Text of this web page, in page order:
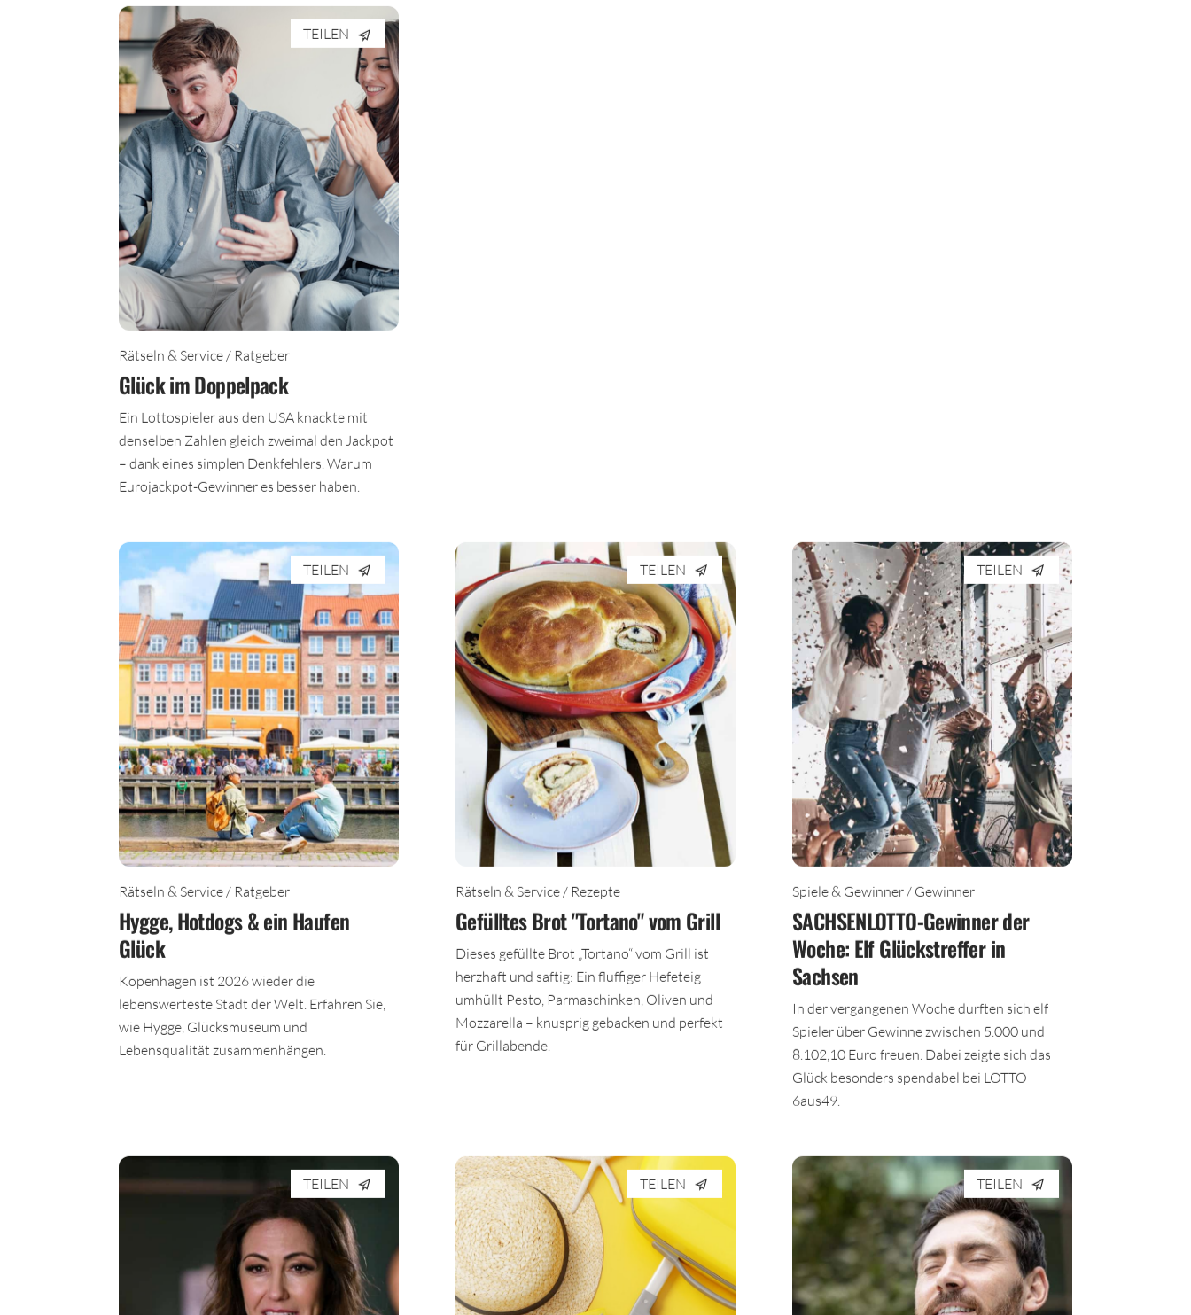
TEILEN
Rätseln & Service / Ratgeber
Glück im Doppelpack
Ein Lottospieler aus den USA knackte mit
denselben Zahlen gleich zweimal den Jackpot
– dank eines simplen Denkfehlers. Warum
Eurojackpot-Gewinner es besser haben.
TEILEN
Rätseln & Service / Ratgeber
Hygge, Hotdogs & ein Haufen
Glück
Kopenhagen ist 2026 wieder die
lebenswerteste Stadt der Welt. Erfahren Sie,
wie Hygge, Glücksmuseum und
Lebensqualität zusammenhängen.
TEILEN
Rätseln & Service / Rezepte
Gefülltes Brot "Tortano" vom Grill
Dieses gefüllte Brot „Tortano“ vom Grill ist
herzhaft und saftig: Ein fluffiger Hefeteig
umhüllt Pesto, Parmaschinken, Oliven und
Mozzarella – knusprig gebacken und perfekt
für Grillabende.
TEILEN
Spiele & Gewinner / Gewinner
SACHSENLOTTO-Gewinner der
Woche: Elf Glückstreffer in
Sachsen
In der vergangenen Woche durften sich elf
Spieler über Gewinne zwischen 5.000 und
8.102,10 Euro freuen. Dabei zeigte sich das
Glück besonders spendabel bei LOTTO
6aus49.
TEILEN TEILEN TEILEN